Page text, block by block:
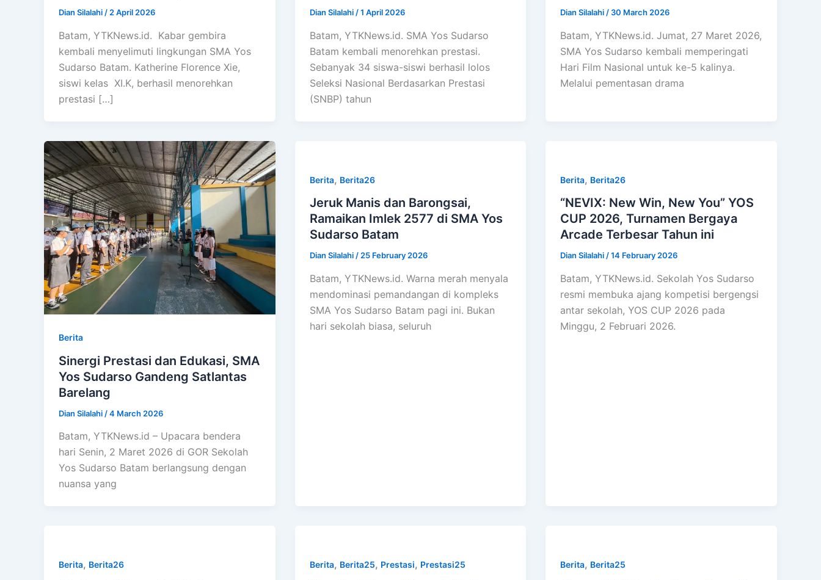
Dian Silalahi / 2 April 2026
Batam, YTKNews.id. Kabar gembira
kembali menyelimuti lingkungan SMA Yos
Sudarso Batam. Katherine Florence Xie,
siswi kelas XI.K, berhasil menorehkan
prestasi […]
Dian Silalahi /1 April 2026
Batam, YTKNews.id. SMA Yos Sudarso
Batam kembali menorehkan prestasi.
Sebanyak 34 siswa-siswi berhasil lolos
Seleksi Nasional Berdasarkan Prestasi
(SNBP) tahun
Dian Silalahi / 30 March 2026
Batam, YTKNews.id. Jumat, 27 Maret 2026,
SMA Yos Sudarso kembali memperingati
Hari Film Nasional untuk ke-5 kalinya.
Melalui pementasan drama
Berita
Sinergi Prestasi dan Edukasi, SMA
Yos Sudarso Gandeng Satlantas
Barelang
Dian Silalahi /4 March 2026
Batam, YTKNews.id – Upacara bendera
hari Senin, 2 Maret 2026 di GOR Sekolah
Yos Sudarso Batam berlangsung dengan
nuansa yang
Berita, Berita26
Jeruk Manis dan Barongsai,
Ramaikan Imlek 2577 di SMA Yos
Sudarso Batam
Dian Silalahi/25 February 2026
Batam, YTKNews.id. Warna merah menyala
mendominasi pemandangan di kompleks
SMA Yos Sudarso Batam pagi ini. Bukan
hari sekolah biasa, seluruh
Berita, Berita26
“NEVIX: New Win, New You” YOS
CUP 2026, Turnamen Bergaya
Arcade Terbesar Tahun ini
Dian Silalahi/14 February 2026
Batam, YTKNews.id. Sekolah Yos Sudarso
resmi membuka ajang kompetisi bergengsi
antar sekolah, YOS CUP 2026 pada
Minggu, 2 Februari 2026.
Berita, Berita26 Berita, Berita25, Prestasi, Prestasi25 Berita, Berita25